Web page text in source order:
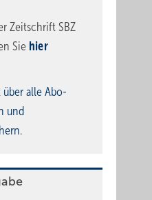
Zeitschrift SBZ
Sie hier
über alle Abo-
und